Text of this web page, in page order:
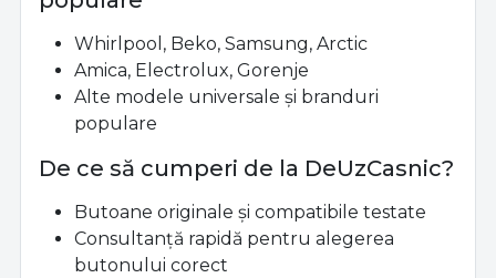
Whirlpool, Beko, Samsung, Arctic
Amica, Electrolux, Gorenje
Alte modele universale și branduri
populare
De ce să cumperi de la DeUzCasnic?
Butoane originale și compatibile testate
Consultanță rapidă pentru alegerea
butonului corect